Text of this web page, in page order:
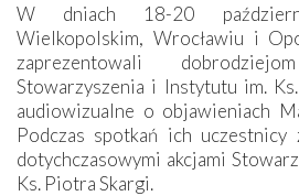
W dniach 18-20
Wielkopolskim, Wrocławiu i
zaprezentowali
Stowarzyszenia i Instytutu im.
audiowizualne o objawieniach
Podczas spotkań ich
dotychczasowymi akcjami
Ks. Piotra Skargi.